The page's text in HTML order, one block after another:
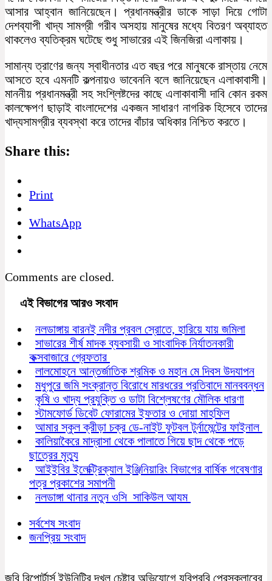
আসার আহ্বান জানিয়েছেন। প্রধানমন্ত্রীর ডাকে সাড়া দিয়ে গোটা
দেশব্যাপী খাদ্য সামগ্রী গরীব অসহায় মানুষের মধ্যে বিতরণ অব্যাহত
থাকলেও ব্যতিক্রম ঘটেছে শুধু সাভারের এই জিনজিরা এলাকায়।
সামান্য ত্রাণের জন্য স্বাধীনতার এত বছর পরে মানুষকে রাস্তায় নেমে
আসতে হবে এমনটি কল্পনায়ও ভাবেননি বলে জানিয়েছেন এলাকাবাসী।
মাননীয় প্রধানমন্ত্রী সহ সংশ্লিষ্টদের কাছে এলাকাবাসী দাবি কোন রকম
কালক্ষেপণ ছাড়াই বাংলাদেশের একজন সাধারণ নাগরিক হিসেবে তাদের
খাদ্যসামগ্রীর ব্যবস্থা করে তাদের বাঁচার অধিকার নিশ্চিত করতে।
Share this:
Print
WhatsApp
Comments are closed.
এই বিভাগের আরও সংবাদ
নলডাঙ্গায় বারনই নদীর প্রবল স্রোতে, হারিয়ে যায় জমিলা
সাভারের শীর্ষ মাদক ব্যবসায়ী ও সাংবাদিক নির্যাতনকারী
কক্সবাজারে গ্রেফতার
লালমোহনে আন্তর্জাতিক শ্রমিক ও মহান মে দিবস উদযাপন
মধুপুরে জমি সংক্রান্ত বিরোধে মারধরের প্রতিবাদে মানববন্ধন
কৃষি ও খাদ্য প্রযুক্তি ও ডাটা বিশ্লেষণের মৌলিক ধারণা
স্টামফোর্ড ডিবেট ফোরামের ইফতার ও দোয়া মাহফিল
আমার স্কুল ক্রীড়া চক্র ডে-নাইট ফুটবল টুর্নামেন্টের ফাইনাল
কালিয়াকৈরে মাদ্রাসা থেকে পালাতে গিয়ে ছাদ থেকে পড়ে
ছাত্রের মৃত্যু
আইইবির ইলেক্ট্রিক্যাল ইঞ্জিনিয়ারিং বিভাগের বার্ষিক গবেষণার
পত্র প্রকাশের সমাপনী
নলডাঙ্গা থানার নতুন ওসি সাকিউল আযম
সর্বশেষ সংবাদ
জনপ্রিয় সংবাদ
জবি রিপোর্টার্স ইউনিটির দখল চেষ্টার অভিযোগে যবিপ্রবি প্রেসক্লাবের